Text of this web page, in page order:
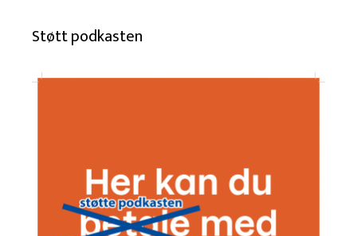
Støtt podkasten